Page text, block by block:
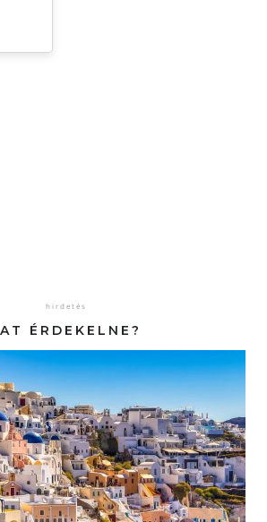
ÉRDEKELNE?